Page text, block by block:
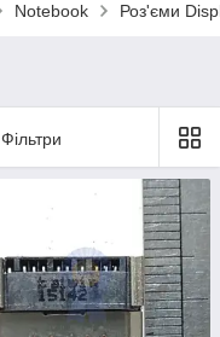
Notebook Роз'єми
Фільтри